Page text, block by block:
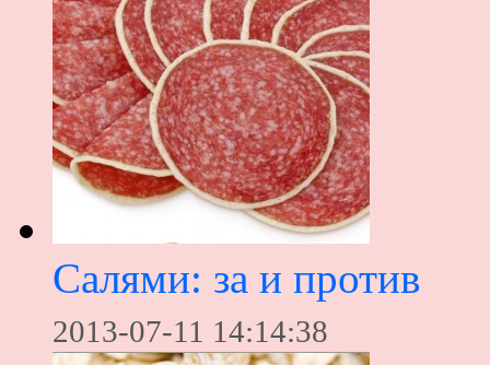
Салями: за и против
2013-07-11 14:14:38